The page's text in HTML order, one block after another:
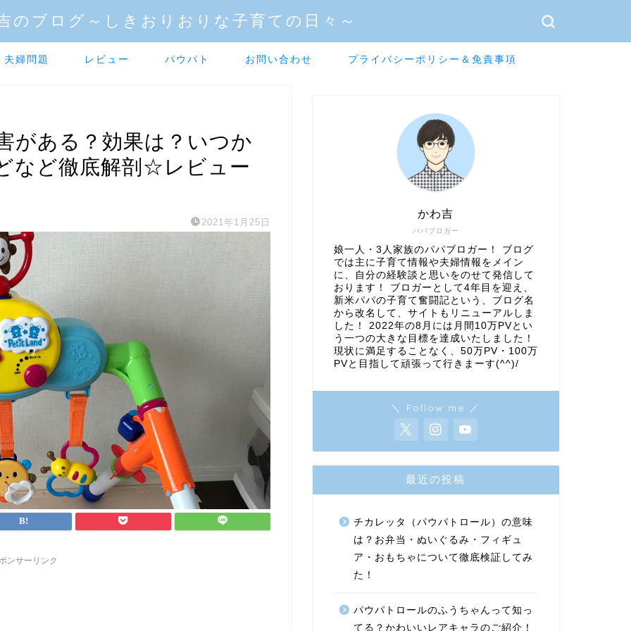
のブログ～しきおりおりな子育ての日々～
夫婦問題 レビュー パウパト お問い合わせ プライバシーポリシー＆免責事項
がある？効果は？いつか
など徹底解剖☆レビュー
2021年1月25日
ンサーリンク
パパブロガー
かわ吉
娘一人・3人家族のパパブロガー！ ブログ
では主に子育て情報や夫婦情報をメイン
に、自分の経験談と思いをのせて発信して
おります！ ブロガーとして4年目を迎え、
新米パパの子育て奮闘記という、ブログ名
から改名して、サイトもリニューアルしま
した！ 2022年の8月には月間10万PVとい
う一つの大きな目標を達成いたしました！
現状に満足することなく、50万PV・100万
PVと目指して頑張って行きまーす(^^)/
＼ Follow me ／
最近の投稿
チカレッタ（パウパトロール）の意味
は？お弁当・ぬいぐるみ・フィギュ
ア・おもちゃについて徹底検証してみ
た！
パウパトロールのふうちゃんって知っ
てる？かわいいレアキャラのご紹介！